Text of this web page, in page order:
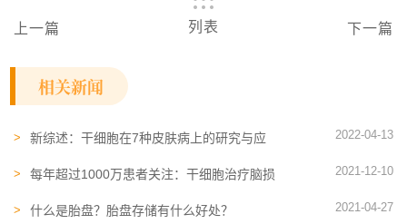
上一篇 列表 下一篇
相关新闻
新综述：干细胞在7种皮肤病上的研究与应
2022-04-13
每年超过1000万患者关注：干细胞治疗脑损
2021-12-10
什么是胎盘？胎盘存储有什么好处？ 2021-04-27